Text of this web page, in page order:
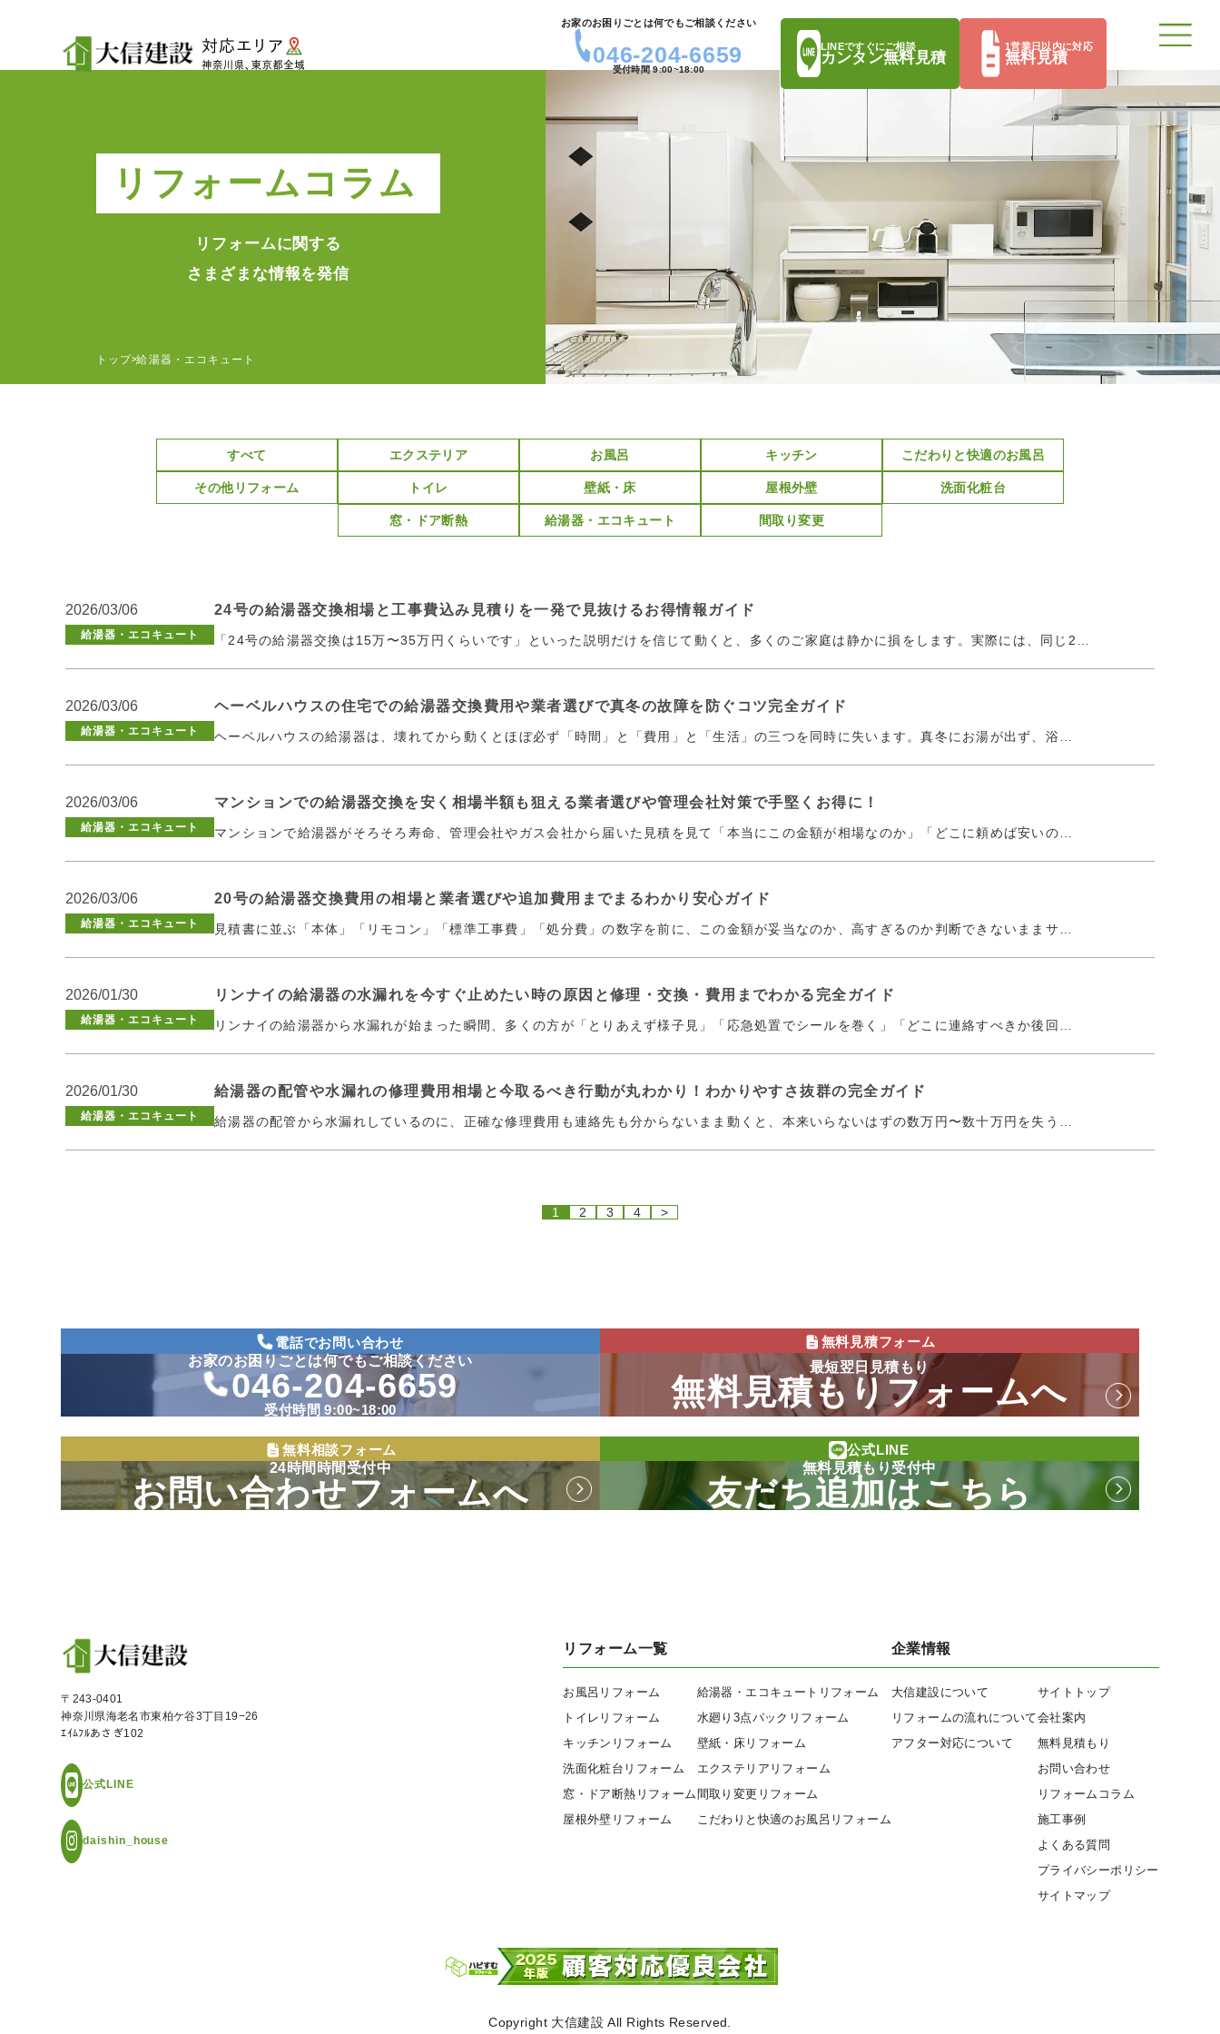
お家のお困りごとは何でもご相談ください
046-204-6659
受付時間 9:00~18:00
LINEですぐにご相談
カンタン無料見積
1営業日以内に対応
無料見積
リフォームコラム
リフォームに関する
さまざまな情報を発信
トップ>給湯器・エコキュート
すべて エクステリア お風呂 キッチン こだわりと快適のお風呂
その他リフォーム トイレ 壁紙・床 屋根外壁 洗面化粧台
窓・ドア断熱 給湯器・エコキュート 間取り変更
2026/03/06
給湯器・エコキュート
24号の給湯器交換相場と工事費込み見積りを一発で見抜けるお得情報ガイド
「24号の給湯器交換は15万〜35万円くらいです」といった説明だけを信じて動くと、多くのご家庭は静かに損をします。実際には、同じ2…
2026/03/06
給湯器・エコキュート
ヘーベルハウスの住宅での給湯器交換費用や業者選びで真冬の故障を防ぐコツ完全ガイド
ヘーベルハウスの給湯器は、壊れてから動くとほぼ必ず「時間」と「費用」と「生活」の三つを同時に失います。真冬にお湯が出ず、浴…
2026/03/06
給湯器・エコキュート
マンションでの給湯器交換を安く相場半額も狙える業者選びや管理会社対策で手堅くお得に！
マンションで給湯器がそろそろ寿命、管理会社やガス会社から届いた見積を見て「本当にこの金額が相場なのか」「どこに頼めば安いの…
2026/03/06
給湯器・エコキュート
20号の給湯器交換費用の相場と業者選びや追加費用までまるわかり安心ガイド
見積書に並ぶ「本体」「リモコン」「標準工事費」「処分費」の数字を前に、この金額が妥当なのか、高すぎるのか判断できないままサ…
2026/01/30
給湯器・エコキュート
リンナイの給湯器の水漏れを今すぐ止めたい時の原因と修理・交換・費用までわかる完全ガイド
リンナイの給湯器から水漏れが始まった瞬間、多くの方が「とりあえず様子見」「応急処置でシールを巻く」「どこに連絡すべきか後回…
2026/01/30
給湯器・エコキュート
給湯器の配管や水漏れの修理費用相場と今取るべき行動が丸わかり！わかりやすさ抜群の完全ガイド
給湯器の配管から水漏れしているのに、正確な修理費用も連絡先も分からないまま動くと、本来いらないはずの数万円〜数十万円を失う…
1 2 3 4 >
電話でお問い合わせ
お家のお困りごとは何でもご相談ください
046-204-6659
受付時間 9:00~18:00
無料見積フォーム
最短翌日見積もり
無料見積もりフォームへ
無料相談フォーム
24時間時間受付中
お問い合わせフォームへ
公式LINE
無料見積もり受付中
友だち追加はこちら
〒243-0401
神奈川県海老名市東柏ケ谷3丁目19−26
ｴｲﾑﾌﾙあさぎ102
公式LINE
daishin_house
リフォーム一覧
お風呂リフォーム
トイレリフォーム
キッチンリフォーム
洗面化粧台リフォーム
窓・ドア断熱リフォーム
屋根外壁リフォーム
給湯器・エコキュートリフォーム
水廻り3点パックリフォーム
壁紙・床リフォーム
エクステリアリフォーム
間取り変更リフォーム
こだわりと快適のお風呂リフォーム
企業情報
大信建設について
リフォームの流れについて
アフター対応について
サイトトップ
会社案内
無料見積もり
お問い合わせ
リフォームコラム
施工事例
よくある質問
プライバシーポリシー
サイトマップ
Copyright 大信建設 All Rights Reserved.